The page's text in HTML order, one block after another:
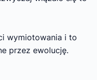
wymiotowania i to
przez ewolucję.